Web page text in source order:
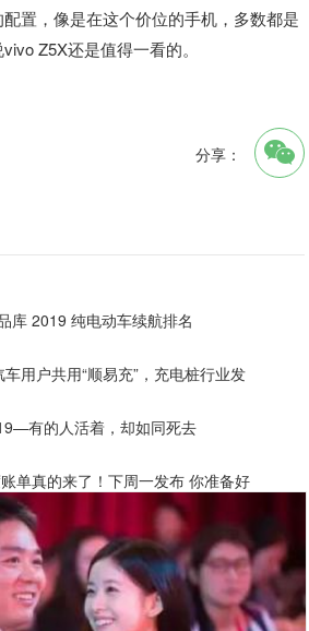
置，像是在这个价位的手机，多数都是
Z5X还是值得一看的。
分享：
库 2019 纯电动车续航排名
用户共用“顺易充”，充电桩行业发
有的人活着，却如同死去
单真的来了！下周一发布 你准备好